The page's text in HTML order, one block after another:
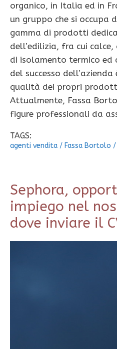
organico, in Italia ed in
un gruppo che si occupa
gamma di prodotti
dell’edilizia, fra cui calce,
di isolamento termico
del successo
qualità dei propri
Attualmente, Fassa
figure professionali da
TAGS:
agenti vendita / Fassa Bortolo /
Sephora,
impiego nel
dove inviare il